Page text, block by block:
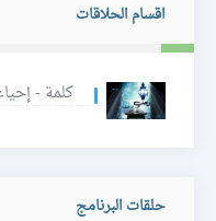
اقسام الحلاقات
كلمة -
حلقات البرنامج